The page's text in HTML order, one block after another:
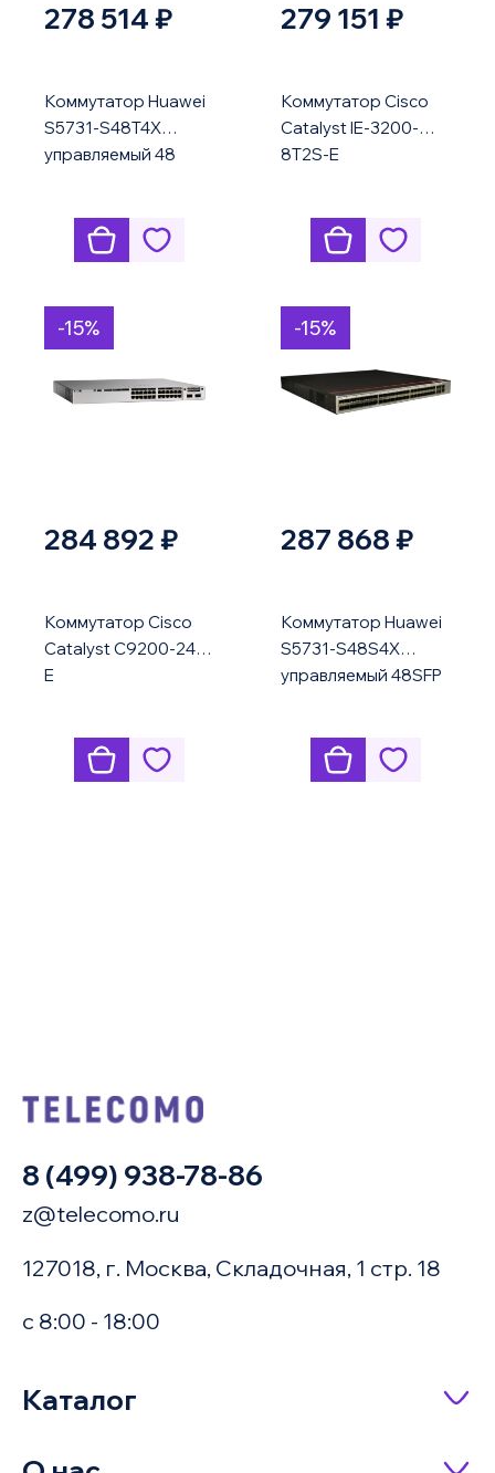
278 514 ₽
Коммутатор Huawei
S5731-S48T4X
управляемый 48
279 151 ₽
Коммутатор Cisco
Catalyst IE-3200-
8T2S-E
-15%
284 892 ₽
Коммутатор Cisco
Catalyst C9200-24P-
E
-15%
287 868 ₽
Коммутатор Huawei
S5731-S48S4X
управляемый 48SFP
8 (499) 938-78-86
z@telecomo.ru
127018, г. Москва, Складочная, 1 стр. 18
с 8:00 - 18:00
Каталог